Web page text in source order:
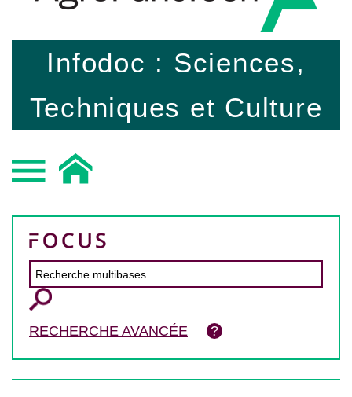
Infodoc : Sciences,
Techniques et Culture
RECHERCHE AVANCÉE